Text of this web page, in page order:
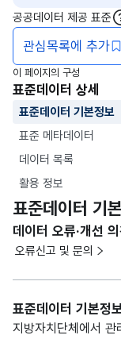
관심목록에 추가
공공데이터 제공 표준
이 페이지의 구성
표준데이터 상세
표준데이터 기본정보
표준 메타데이터
데이터 목록
활용 정보
표준데이터 기
데이터 오류·개선
오류신고 및 문의
표준데이터 기본정
지방자치단체에서